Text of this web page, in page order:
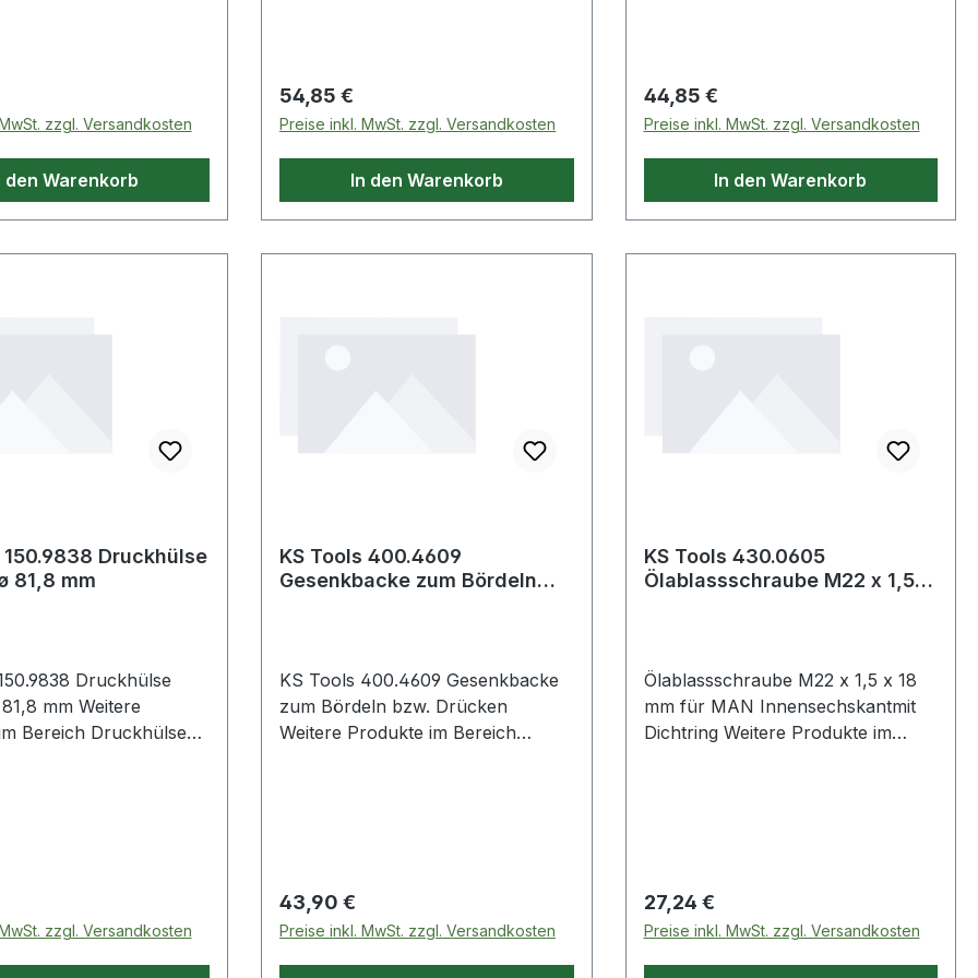
zzgl. Versandkosten
den Warenkorb
Regulärer Preis:
54,85 €
Preise inkl. MwSt. zzgl. Versandkosten
In den Warenkorb
Regulärer Preis:
44,85 €
Preise inkl. MwSt. zzgl. Versandkosten
In den Warenkorb
150.9838 Druckhülse
81,8 mm
Druckhülse
Weitere
Druckhülse
zzgl. Versandkosten
KS Tools 400.4609
Gesenkbacke zum Bördeln
KS Tools 400.4609 Gesenkbacke
zum Bördeln bzw. Drücken
Weitere Produkte im Bereich
Regulärer Preis:
43,90 €
Preise inkl. MwSt. zzgl. Versandkosten
KS Tools 430.0605
Ölablassschraube M22 x 1,5 x
Ölablassschraube M22 x 1,5 x 18
mm für MAN Innensechskantmit
Dichtring Weitere Produkte im
Regulärer Preis:
27,24 €
Preise inkl. MwSt. zzgl. Versandkosten